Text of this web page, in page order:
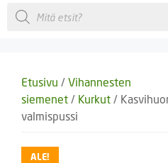
Products
search
Etusivu / Vihannesten
siemenet / Kurkut /
valmispussi
ALE!